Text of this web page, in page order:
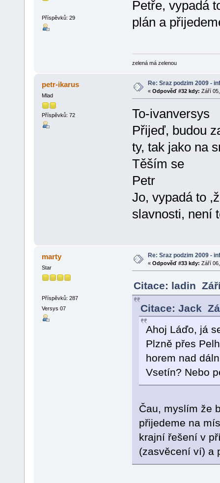
Příspěvků: 29
Petře, vypadá
plán a
zelená má zelenou
petr-ikarus
Mlad
Příspěvků: 72
Re: Sraz podzim 2009 -
« Odpověď #32 kdy: Září
To-ivanversys
Přijeď, budou
ty, tak jako na
Těším se
Petr
Jo, vypadá to
slavnosti, není
marty
Star
Příspěvků: 287
Versys 07
Re: Sraz podzim 2009 -
« Odpověď #33 kdy: Září
Citace: ladin
Citace: Jack
Ahoj Láďo, já
Plzně přes
horem nad
Vsetín? Nebo
Čau, myslím že
přijedeme na
krajní řešení v
(zasvěcení ví) a